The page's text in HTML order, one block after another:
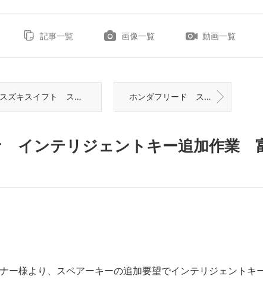
記事一覧 画像一覧 動画一覧
スズキスイフト スマートキー追加作業 富山の鍵屋 ホンダフリード スマートキー追加作業 富山の鍵屋
インテリジェントキー追加作業
ー様より、スペアーキーの追加要望でインテリジェントキ